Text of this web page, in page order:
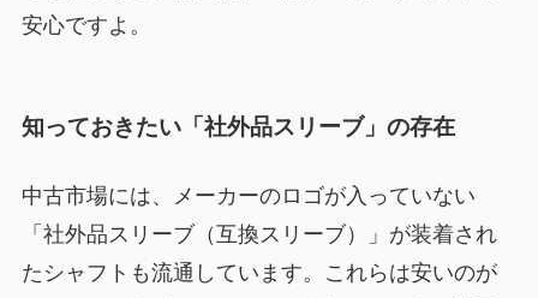
安心ですよ。
知っておきたい「社外品スリーブ」の存在
中古市場には、メーカーのロゴが入っていない
「社外品スリーブ（互換スリーブ）」が装着され
たシャフトも流通しています。これらは安いのが